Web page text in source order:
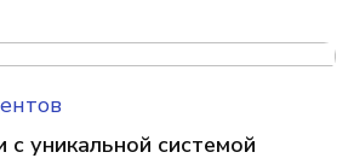
с уникальной системой